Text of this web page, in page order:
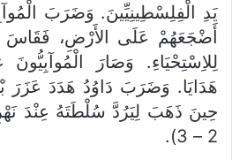
يَدِ الْفِلِسْطِينِيِّينَ. وَضَرَبَ
أَضْجَعَهُمْ عَلَى الأَرْضِ، فَقَاسَ
لِلاِسْتِحْيَاءِ. وَصَارَ الْمُوآبِيُّونَ
هَدَايَا. وَضَرَبَ دَاوُدُ هَدَدَ
2 – 3).